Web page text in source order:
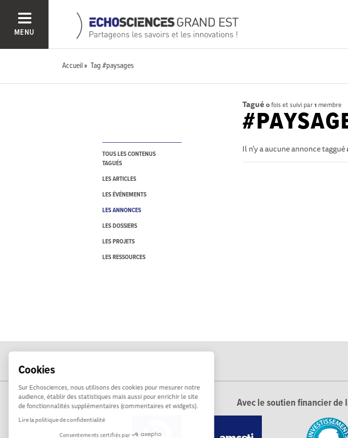
Cookies
Sur Echosciences, nous utilisons des cookies pour mesurer notre
audience, établir des statistiques mais aussi pour enrichir le site
de fonctionnalités supplémentaires (commentaires et widgets).
Lire la politique de confidentialité
Consentements certifiés par
MENU
Accueil Tag #paysages
TOUS LES CONTENUS
TAGUÉS
LES ARTICLES
LES ÉVÉNEMENTS
LES ANNONCES
LES DOSSIERS
LES PROJETS
LES RESSOURCES
Tagué 0fois et suivi par1 membre
Il n'y a aucune annonce taggué
Avec le soutien financier de